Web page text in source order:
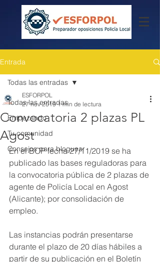
Entrada
Todas las entradas
Empezando
Tu comunidad
Consejos para bloguear
Todas las entradas
Convocatoria 2 plazas PL
Agost
ESFORPOL
27 nov 2019 1 min de lectura
En el BOP fecha 27/11/2019 se ha
publicado las bases reguladoras para
la convocatoria pública de 2 plazas de
agente de Policía Local en Agost
(Alicante); por consolidación de
empleo.
Las instancias podrán presentarse
durante el plazo de 20 días hábiles a
partir de su publicación en el Boletín